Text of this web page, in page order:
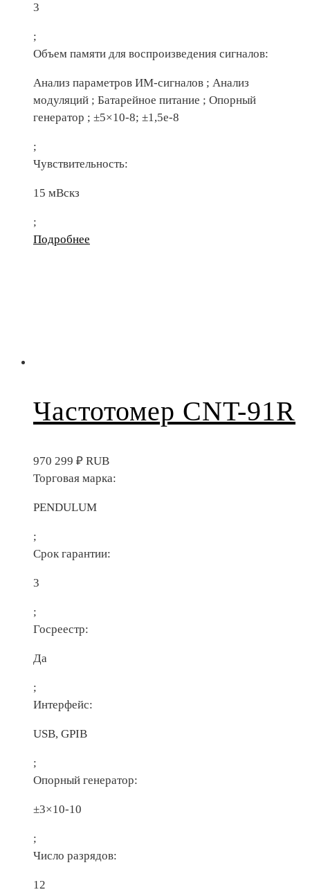
3
;
Объем памяти для воспроизведения сигналов:
Анализ параметров ИМ-сигналов ; Анализ
модуляций ; Батарейное питание ; Опорный
генератор ; ±5×10-8; ±1,5e-8
;
Чувствительность:
15 мВскз
;
Подробнее
Частотомер CNT-91R
970 299 ₽ RUB
Торговая марка:
PENDULUM
;
Срок гарантии:
3
;
Госреестр:
Да
;
Интерфейс:
USB, GPIB
;
Опорный генератор:
±3×10-10
;
Число разрядов:
12